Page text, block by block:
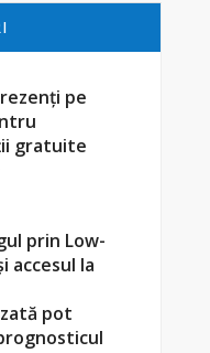
pe
gratuite
prin Low-
accesul la
pot